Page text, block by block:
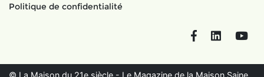
Politique de confidentialité
FacebookLinkedIn
© La Maison du 21e siècle - Le Magazine de la Maison Saine